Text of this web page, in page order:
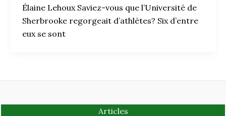
Élaine Lehoux Saviez-vous que l’Université de
Sherbrooke regorgeait d’athlètes? Six d’entre
eux se sont
Articles